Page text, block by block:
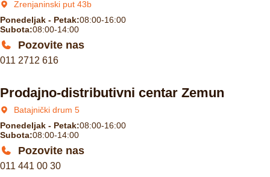
Zrenjaninski put 43b
Ponedeljak - Petak:08:00-16:00
Subota:08:00-14:00
Pozovite nas
011 2712 616
Prodajno-distributivni centar Zemun
Batajnički drum 5
Ponedeljak - Petak:08:00-16:00
Subota:08:00-14:00
Pozovite nas
011 441 00 30